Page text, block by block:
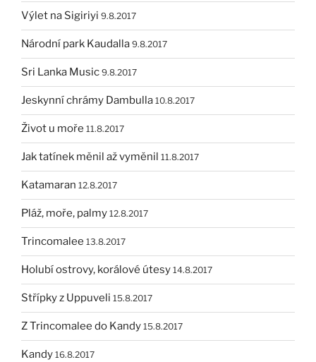
Výlet na Sigiriyi 9.8.2017
Národní park Kaudalla 9.8.2017
Sri Lanka Music 9.8.2017
Jeskynní chrámy Dambulla 10.8.2017
Život u moře 11.8.2017
Jak tatínek měnil až vyměnil 11.8.2017
Katamaran 12.8.2017
Pláž, moře, palmy 12.8.2017
Trincomalee 13.8.2017
Holubí ostrovy, korálové útesy 14.8.2017
Střípky z Uppuveli 15.8.2017
Z Trincomalee do Kandy 15.8.2017
Kandy 16.8.2017